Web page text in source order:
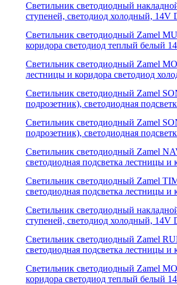
Светильник светодиодный
ступеней, светодиод холодный, 14V
Светильник светодиодный Zamel
коридора светодиод теплый белый
Светильник светодиодный Zamel
лестницы и коридора светодиод
Светильник светодиодный Zamel
подрозетник), светодиодная
Светильник светодиодный Zamel
подрозетник), светодиодная
Светильник светодиодный Zamel
светодиодная подсветка лестницы
Светильник светодиодный Zamel
светодиодная подсветка лестницы
Светильник светодиодный
ступеней, светодиод холодный, 14V
Светильник светодиодный Zamel
светодиодная подсветка лестницы
Светильник светодиодный Zamel
коридора светодиод теплый белый